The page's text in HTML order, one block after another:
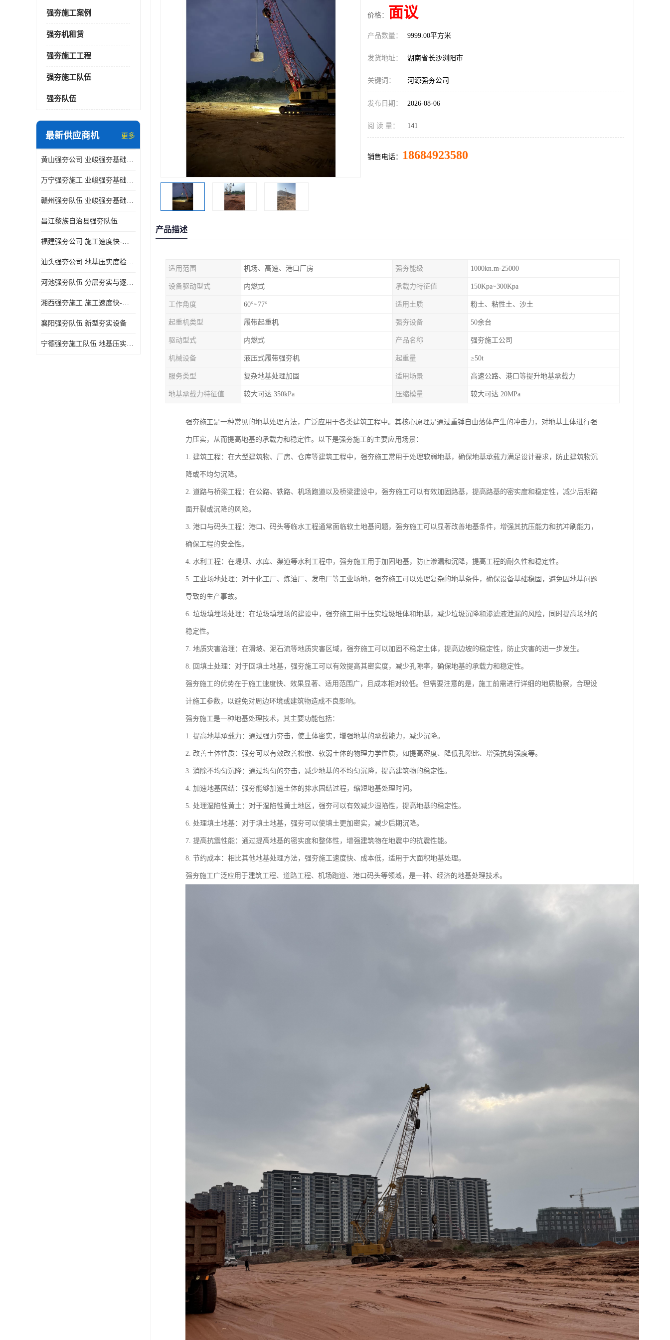
强夯施工案例
强夯机租赁
强夯施工工程
强夯施工队伍
强夯队伍
最新供应商机 更多
黄山强夯公司 业峻强夯基础工程
万宁强夯施工 业峻强夯基础工程
赣州强夯队伍 业峻强夯基础工程
昌江黎族自治县强夯队伍
福建强夯公司 施工速度快-施耐用性强
汕头强夯公司 地基压实度检测方法与标准
河池强夯队伍 分层夯实与逐层检测技术
湘西强夯施工 施工速度快-施耐用性强
襄阳强夯队伍 新型夯实设备
宁德强夯施工队伍 地基压实度检测方法与标准
价格： 面议
产品数量： 9999.00平方米
发货地址： 湖南省长沙浏阳市
关键词： 河源强夯公司
发布日期： 2026-08-06
阅 读 量： 141
销售电话： 18684923580
产品描述
适用范围 机场、高速、港口厂房 强夯能级 1000kn.m-25000
设备驱动型式 内燃式 承载力特征值 150Kpa~300Kpa
工作角度 60°~77° 适用土质 粉土、粘性土、沙土
起重机类型 履带起重机 强夯设备 50余台
驱动型式 内燃式 产品名称 强夯施工公司
机械设备 液压式履带强夯机 起重量 ≥50t
服务类型 复杂地基处理加固 适用场景 高速公路、港口等提升地基承载力
地基承载力特征值 较大可达 350kPa 压缩模量 较大可达 20MPa
强夯施工是一种常见的地基处理方法，广泛应用于各类建筑工程中。其核心原理是通过重锤自由落体产生的冲击力，对地基土体进行强
力压实，从而提高地基的承载力和稳定性。以下是强夯施工的主要应用场景：
1. 建筑工程：在大型建筑物、厂房、仓库等建筑工程中，强夯施工常用于处理软弱地基，确保地基承载力满足设计要求，防止建筑物沉
降或不均匀沉降。
2. 道路与桥梁工程：在公路、铁路、机场跑道以及桥梁建设中，强夯施工可以有效加固路基，提高路基的密实度和稳定性，减少后期路
面开裂或沉降的风险。
3. 港口与码头工程：港口、码头等临水工程通常面临软土地基问题，强夯施工可以显著改善地基条件，增强其抗压能力和抗冲刷能力，
确保工程的安全性。
4. 水利工程：在堤坝、水库、渠道等水利工程中，强夯施工用于加固地基，防止渗漏和沉降，提高工程的耐久性和稳定性。
5. 工业场地处理：对于化工厂、炼油厂、发电厂等工业场地，强夯施工可以处理复杂的地基条件，确保设备基础稳固，避免因地基问题
导致的生产事故。
6. 垃圾填埋场处理：在垃圾填埋场的建设中，强夯施工用于压实垃圾堆体和地基，减少垃圾沉降和渗滤液泄漏的风险，同时提高场地的
稳定性。
7. 地质灾害治理：在滑坡、泥石流等地质灾害区域，强夯施工可以加固不稳定土体，提高边坡的稳定性，防止灾害的进一步发生。
8. 回填土处理：对于回填土地基，强夯施工可以有效提高其密实度，减少孔隙率，确保地基的承载力和稳定性。
强夯施工的优势在于施工速度快、效果显著、适用范围广，且成本相对较低。但需要注意的是，施工前需进行详细的地质勘察，合理设
计施工参数，以避免对周边环境或建筑物造成不良影响。
强夯施工是一种地基处理技术，其主要功能包括：
1. 提高地基承载力：通过强力夯击，使土体密实，增强地基的承载能力，减少沉降。
2. 改善土体性质：强夯可以有效改善松散、软弱土体的物理力学性质，如提高密度、降低孔隙比、增强抗剪强度等。
3. 消除不均匀沉降：通过均匀的夯击，减少地基的不均匀沉降，提高建筑物的稳定性。
4. 加速地基固结：强夯能够加速土体的排水固结过程，缩短地基处理时间。
5. 处理湿陷性黄土：对于湿陷性黄土地区，强夯可以有效减少湿陷性，提高地基的稳定性。
6. 处理填土地基：对于填土地基，强夯可以使填土更加密实，减少后期沉降。
7. 提高抗震性能：通过提高地基的密实度和整体性，增强建筑物在地震中的抗震性能。
8. 节约成本：相比其他地基处理方法，强夯施工速度快、成本低，适用于大面积地基处理。
强夯施工广泛应用于建筑工程、道路工程、机场跑道、港口码头等领域，是一种、经济的地基处理技术。